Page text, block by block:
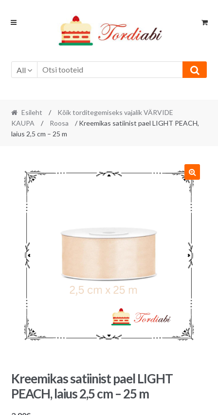
Skip
Skip
All
Esileht /
Kõik torditegemiseks vajalik VÄRVIDE
KAUPA
/ Roosa
/ Kreemikas satiinist pael LIGHT PEACH,
laius 2,5 cm – 25 m
Kreemikas satiinist pael LIGHT
PEACH, laius 2,5 cm – 25 m